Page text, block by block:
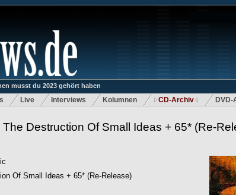
musst du 2023 gehört haben
Live Interviews Kolumnen CD-Archiv
Destruction Of Small Ideas + 65* (Re-
Of Small Ideas + 65* (Re-Release)